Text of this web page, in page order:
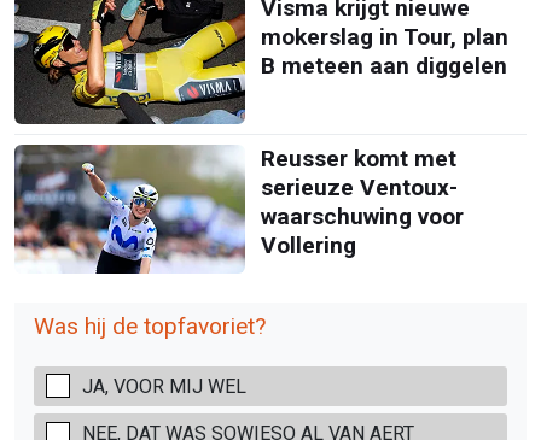
Visma krijgt nieuwe
mokerslag in Tour, plan
B meteen aan diggelen
Reusser komt met
serieuze Ventoux-
waarschuwing voor
Vollering
Was hij de topfavoriet?
JA, VOOR MIJ WEL
NEE, DAT WAS SOWIESO AL VAN AERT